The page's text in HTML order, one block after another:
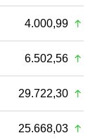
4.000,99
6.502,56
29.722,30
25.668,03